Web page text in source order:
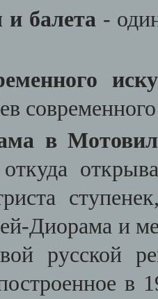
балета-
в
Диорама и
русской
в